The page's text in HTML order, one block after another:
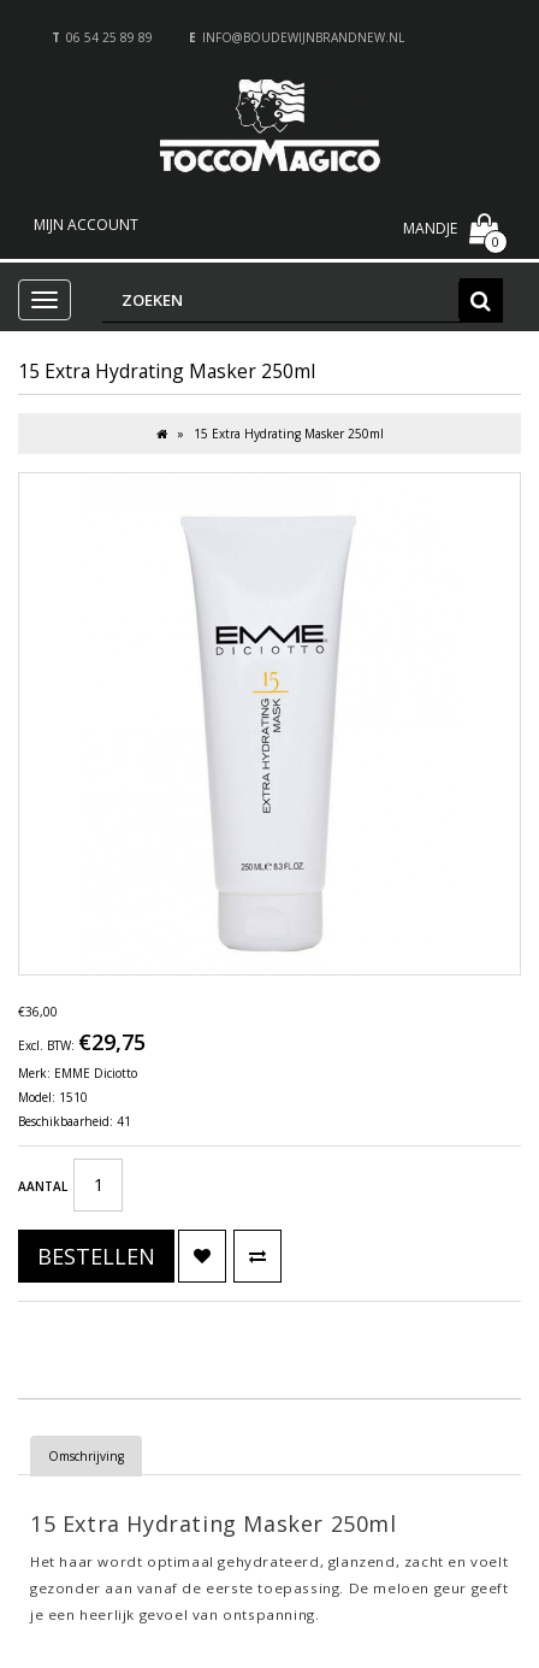
T 06 54 25 89 89 E INFO@BOUDEWIJNBRANDNEW.NL
MIJN ACCOUNT MANDJE
0
15 Extra Hydrating Masker 250ml
15 Extra Hydrating Masker 250ml
€36,00
Excl. BTW: €29,75
Merk: EMME Diciotto
Model: 1510
Beschikbaarheid: 41
AANTAL
BESTELLEN
Omschrijving
15 Extra Hydrating Masker 250ml
Het haar wordt optimaal gehydrateerd, glanzend, zacht en voelt
gezonder aan vanaf de eerste toepassing. De meloen geur geeft
je een heerlijk gevoel van ontspanning.